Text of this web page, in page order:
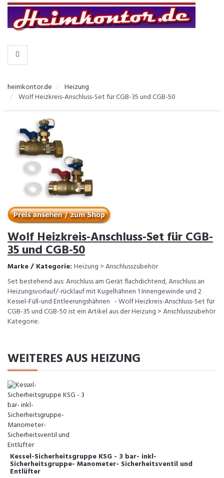
KATEGORIEN
heimkontor.de
Heizung
Wolf Heizkreis-Anschluss-Set für CGB-35 und CGB-50
Wolf Heizkreis-Anschluss-Set für CGB-
35 und CGB-50
Marke / Kategorie: Heizung > Anschlusszubehör
Set bestehend aus: Anschluss am Gerät flachdichtend, Anschluss an
Heizungsvorlauf/-rücklauf mit Kugelhähnen 1 Innengewinde und 2
Kessel-Füll-und Entleerungshähnen - Wolf Heizkreis-Anschluss-Set für
CGB-35 und CGB-50 ist ein Artikel aus der Heizung > Anschlusszubehör
Kategorie.
WEITERES AUS HEIZUNG
Kessel-Sicherheitsgruppe KSG - 3 bar- inkl-
Sicherheitsgruppe- Manometer- Sicherheitsventil und
Entlüfter